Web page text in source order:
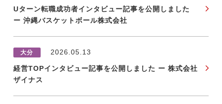
Uターン転職成功者インタビュー記事を公開しました
ー 沖縄バスケットボール株式会社
大分 2026.05.13
経営TOPインタビュー記事を公開しました ー 株式会社
ザイナス